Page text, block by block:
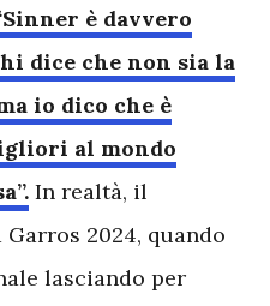
è davvero
dice che non sia la
io dico che è
al mondo
In realtà, il
2024, quando
lasciando per